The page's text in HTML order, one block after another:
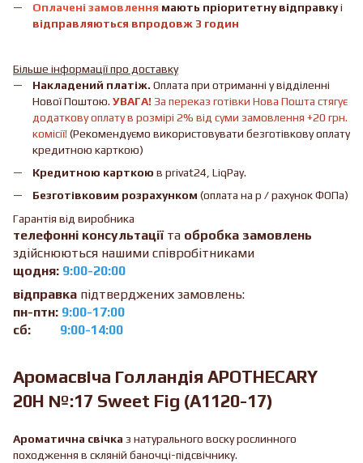
Оплачені замовлення мають пріоритетну відправкуі
відправляються впродовж 3 годин
Більше інформації про доставку
Накладений платіж. Оплата при отриманні у відділенні
Нової Поштою. УВАГА! За переказ готівки Нова Пошта стягує
додаткову оплату в розмірі 2% від суми замовлення +20 грн.
комісії! (Рекомендуємо використовувати безготівкову оплату
кредитною карткою)
Кредитною карткою в privat24, LiqPay.
Безготівковим розрахунком (оплата на р / рахунок ФОПа)
Гарантія від виробника
телефонні консультації та обробка замовлень
здійснюються нашими співробітниками
щодня: 9:00-20:00
відправка підтверджених замовлень:
пн-птн: 9:00-17:00
сб:
9:00-14:00
Аромасвіча Голландiя APOTHECARY
20H №:17 Sweet Fig (A1120-17)
Ароматична свічка з натурального воску рослинного
походження в скляній баночці-підсвічнику.